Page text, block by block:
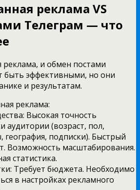
реклама VS
Телеграм — что
реклама, и обмен постами
быть эффективными, но они
и результатам.
реклама:
Высокая точность
аудитории (возраст, пол,
география, подписки). Быстрый
Возможность масштабирования.
статистика.
Требует бюджета. Необходимо
в настройках рекламного